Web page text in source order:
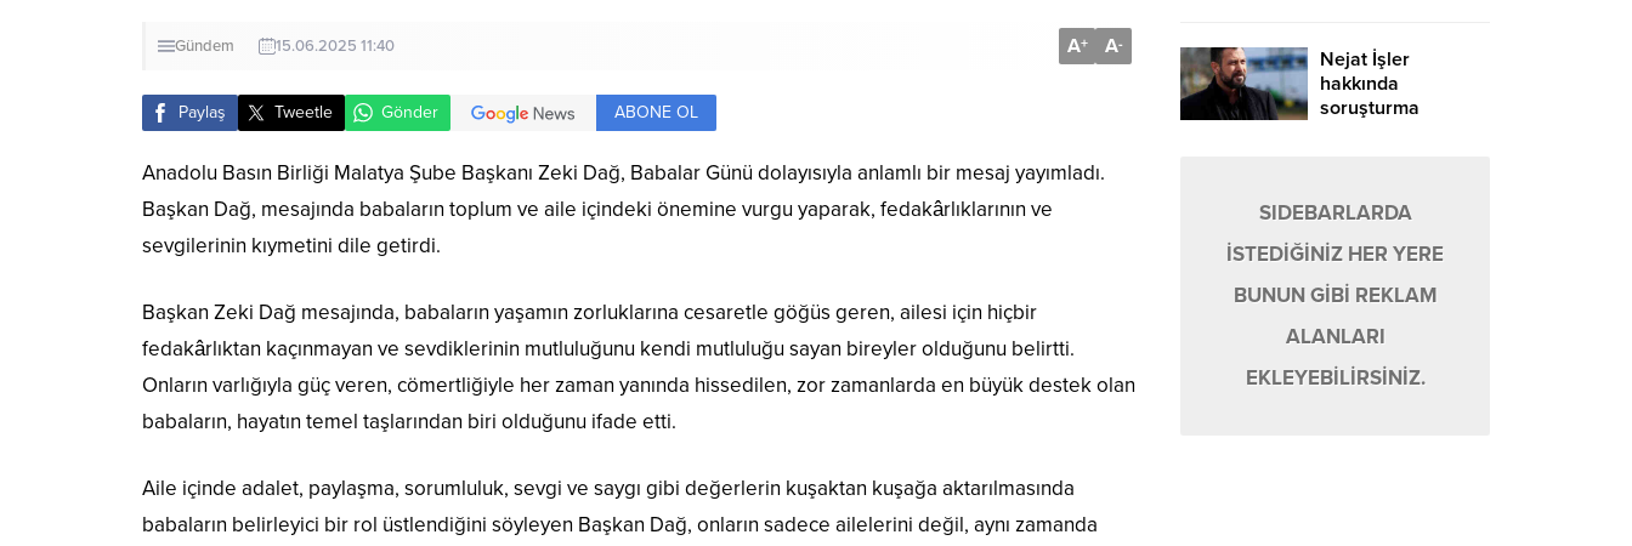
Gündem 15.06.2025 11:40 A+ A-
Paylaş Tweetle Gönder ABONE OL
Anadolu Basın Birliği Malatya Şube Başkanı Zeki Dağ, Babalar Günü dolayısıyla anlamlı bir mesaj yayımladı.
Başkan Dağ, mesajında babaların toplum ve aile içindeki önemine vurgu yaparak, fedakârlıklarının ve
sevgilerinin kıymetini dile getirdi.
Başkan Zeki Dağ mesajında, babaların yaşamın zorluklarına cesaretle göğüs geren, ailesi için hiçbir
fedakârlıktan kaçınmayan ve sevdiklerinin mutluluğunu kendi mutluluğu sayan bireyler olduğunu belirtti.
Onların varlığıyla güç veren, cömertliğiyle her zaman yanında hissedilen, zor zamanlarda en büyük destek olan
babaların, hayatın temel taşlarından biri olduğunu ifade etti.
Aile içinde adalet, paylaşma, sorumluluk, sevgi ve saygı gibi değerlerin kuşaktan kuşağa aktarılmasında
babaların belirleyici bir rol üstlendiğini söyleyen Başkan Dağ, onların sadece ailelerini değil, aynı zamanda
Nejat İşler
hakkında
soruşturma
SIDEBARLARDA
İSTEDİĞİNİZ HER YERE
BUNUN GİBİ REKLAM
ALANLARI
EKLEYEBİLİRSİNİZ.